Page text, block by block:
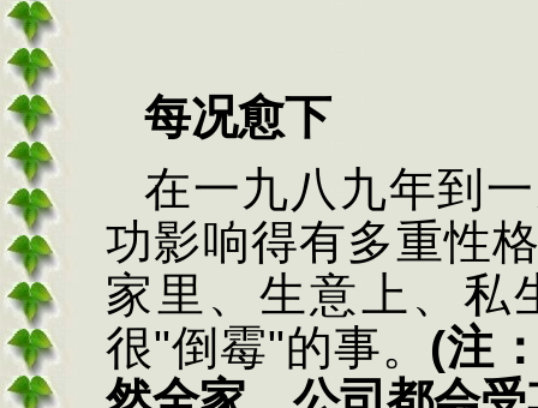
每况愈下
在一九八九年到
功影响得有多重性
家里、生意上、私
很"倒霉"的事。 (注